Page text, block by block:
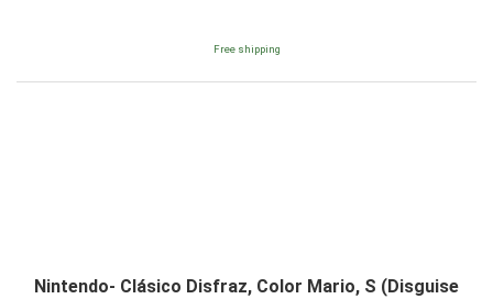
Free shipping
Nintendo- Clásico Disfraz, Color Mario, S (Disguise